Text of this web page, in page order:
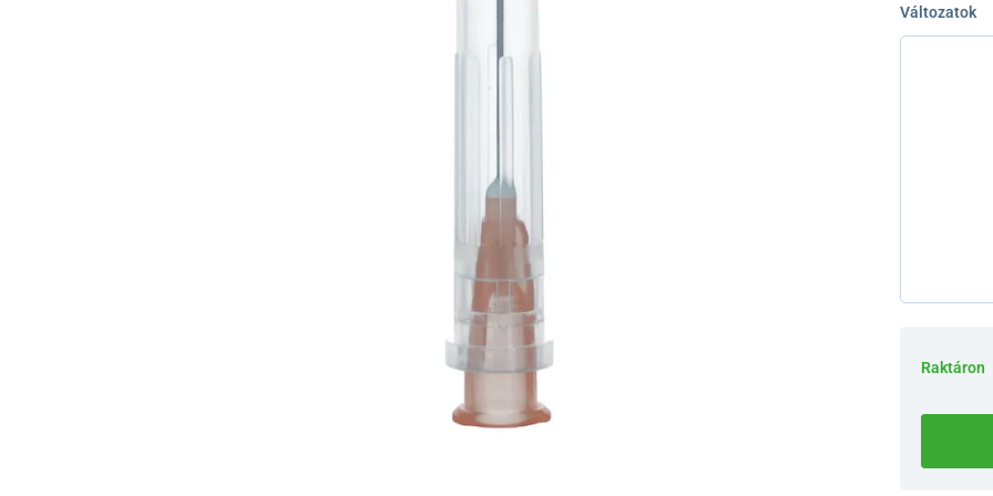
Változatok
Raktáron